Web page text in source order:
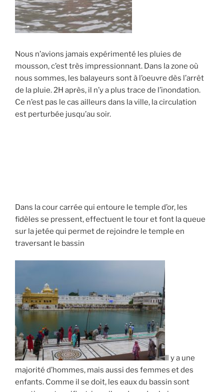
Nous n’avions jamais expérimenté les pluies de
mousson, c’est très impressionnant. Dans la zone où
nous sommes, les balayeurs sont à l’oeuvre dès l’arrêt
de la pluie. 2H après, il n’y a plus trace de l’inondation.
Ce n’est pas le cas ailleurs dans la ville, la circulation
est perturbée jusqu’au soir.
Dans la cour carrée qui entoure le temple d’or, les
fidèles se pressent, effectuent le tour et font la queue
sur la jetée qui permet de rejoindre le temple en
traversant le bassin
Il y a une
majorité d’hommes, mais aussi des femmes et des
enfants. Comme il se doit, les eaux du bassin sont